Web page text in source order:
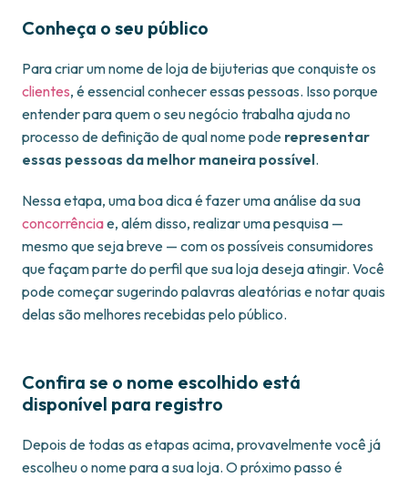
Conheça o seu público
Para criar um nome de loja de bijuterias que conquiste os
clientes, é essencial conhecer essas pessoas. Isso porque
entender para quem o seu negócio trabalha ajuda no
processo de definição de qual nome pode representar
essas pessoas da melhor maneira possível.
Nessa etapa, uma boa dica é fazer uma análise da sua
concorrênciae, além disso, realizar uma pesquisa —
mesmo que seja breve — com os possíveis consumidores
que façam parte do perfil que sua loja deseja atingir. Você
pode começar sugerindo palavras aleatórias e notar quais
delas são melhores recebidas pelo público.
Confira se o nome escolhido está
disponível para registro
Depois de todas as etapas acima, provavelmente você já
escolheu o nome para a sua loja. O próximo passo é